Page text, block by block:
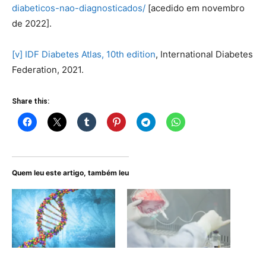
diabeticos-nao-diagnosticados/ [acedido em novembro
de 2022].
[v] IDF Diabetes Atlas, 10th edition, International Diabetes
Federation, 2021.
Share this:
Quem leu este artigo, também leu